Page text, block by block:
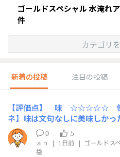
ゴールドスペシャル 水淹れ
件
カテゴリ
新着の投稿 注目の投稿
【評価点】 味 ☆☆☆☆☆ 使
ネ】味は文句なしに美味しか
良さに目覚めた今日こ
すく、一人で飲み切っ
っと、夏でもホットコーヒーだ
0 5
ａｎ | 1日前 | ゴールドス
袋